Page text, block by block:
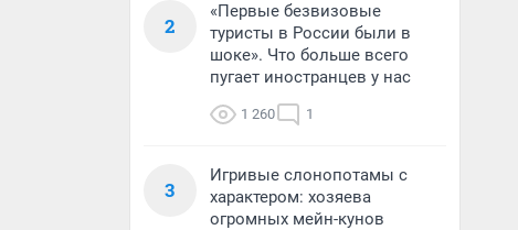
2
«Первые безвизовые
туристы в России были в
шоке». Что больше всего
пугает иностранцев у нас
1 260 1
3
Игривые слонопотамы с
характером: хозяева
огромных мейн-кунов